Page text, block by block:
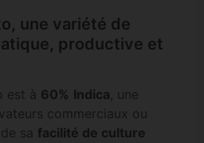
une variété de
productive et
est à 60% Indica, une
commerciaux ou
sa facilité de culture